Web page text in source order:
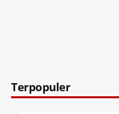
Terpopuler